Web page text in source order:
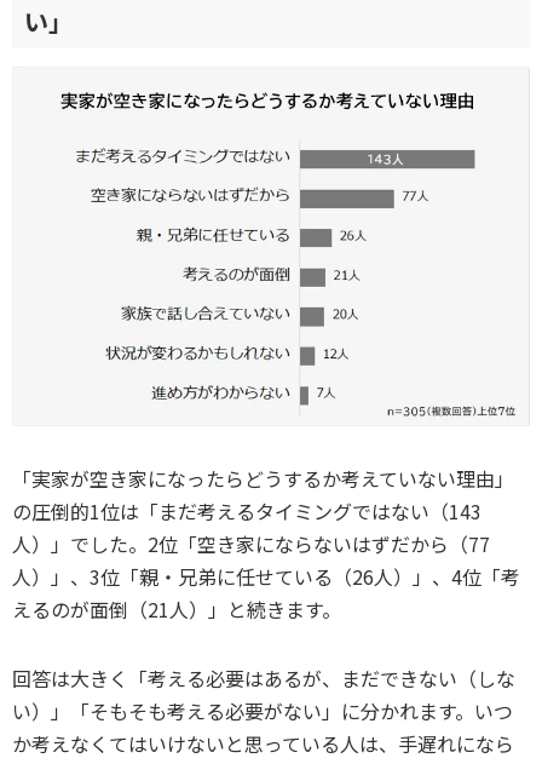
い」
「実家が空き家になったらどうするか考えていない理由」
の圧倒的1位は「まだ考えるタイミングではない（143
人）」でした。2位「空き家にならないはずだから（77
人）」、3位「親・兄弟に任せている（26人）」、4位「考
えるのが面倒（21人）」と続きます。
回答は大きく「考える必要はあるが、まだできない（しな
い）」「そもそも考える必要がない」に分かれます。いつ
か考えなくてはいけないと思っている人は、手遅れになら